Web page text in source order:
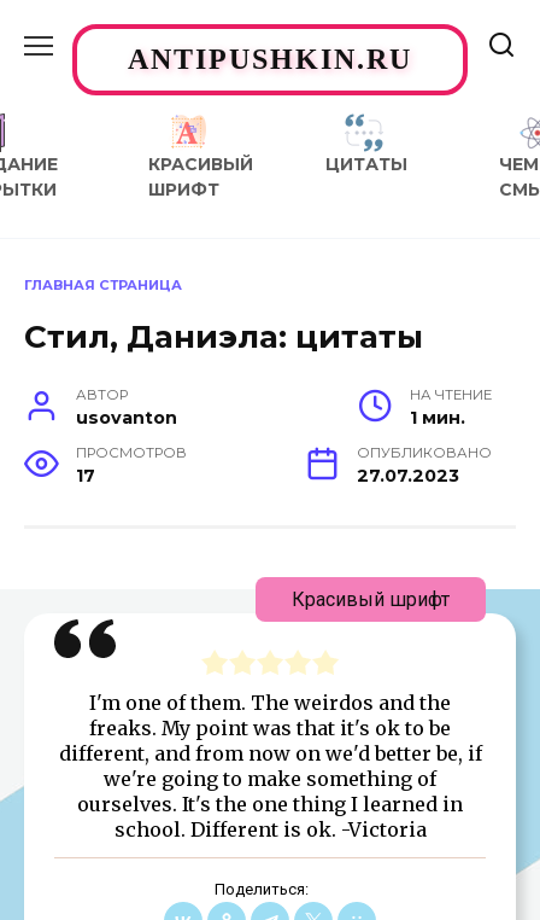
содержаниюANTIPUSHKIN.RU
КРАСИВЫЙ
ШРИФТ
ЦИТАТЫ
ЧЕМ
ГЛАВНАЯ СТРАНИЦА
Стил, Даниэла: цитаты
АВТОР
usovanton
НА ЧТЕНИЕ
1 мин.
ПРОСМОТРОВ
17
ОПУБЛИКОВАНО
27.07.2023
I'm one of them. The weirdos and the
freaks. My point was that it's ok to be
different, and from now on we'd better be, if
we're going to make something of
ourselves. It's the one thing I learned in
school. Different is ok. -Victoria
Поделиться:
Красивый шрифт